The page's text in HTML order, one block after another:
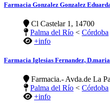
Farmacia Gonzalez Gonzalez
Cl Castelar 1, 14700
Palma del Río < Córdoba
+info
Farmacia Iglesias Fernandez, D.maria
Farmacia.- Avda.de La
Palma del Río < Córdoba
+info